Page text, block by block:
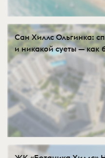
Сан Хиллс Ольгинка:
и никакой суеты — как